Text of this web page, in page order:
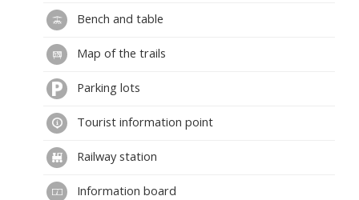
Bench and table
Map of the trails
Parking lots
Tourist information point
Railway station
Information board